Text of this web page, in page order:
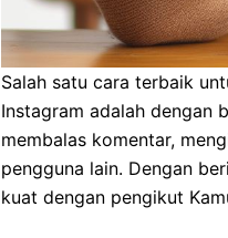
Salah satu cara terbaik
Instagram adalah dengan
membalas komentar,
pengguna lain. Dengan
kuat dengan pengikut